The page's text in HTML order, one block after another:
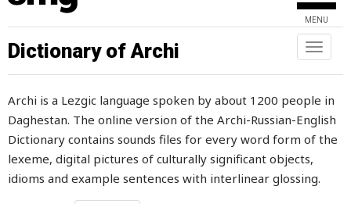
MENU
Toggle
Dictionary of Archi
Archi is a Lezgic language spoken by about 1200 people in
Daghestan. The online version of the Archi-Russian-English
Dictionary contains sounds files for every word form of the
lexeme, digital pictures of culturally significant objects,
idioms and example sentences with interlinear glossing.
утомлять
утомляться
уточнять
утренний